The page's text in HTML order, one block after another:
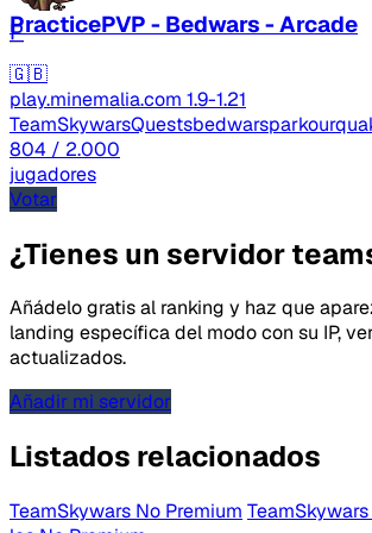
P
PracticePVP - Bedwars - Arcade
🇬🇧
play.minemalia.com 1.9-1.21
TeamSkywarsQuestsbedwarsparkour
804 / 2.000
jugadores
Votar
¿Tienes un servidor
Añádelo gratis al ranking y haz que
landing específica del modo con su IP,
actualizados.
Añadir mi servidor
Listados relacionados
TeamSkywars No Premium